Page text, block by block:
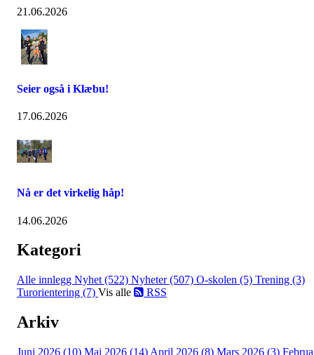
21.06.2026
Seier også i Klæbu!
17.06.2026
Nå er det virkelig håp!
14.06.2026
Kategori
Alle innlegg Nyhet (522) Nyheter (507) O-skolen (5) Trening (3)
Turorientering (7) Vis alle RSS
Arkiv
Juni 2026 (10) Mai 2026 (14) April 2026 (8) Mars 2026 (3)